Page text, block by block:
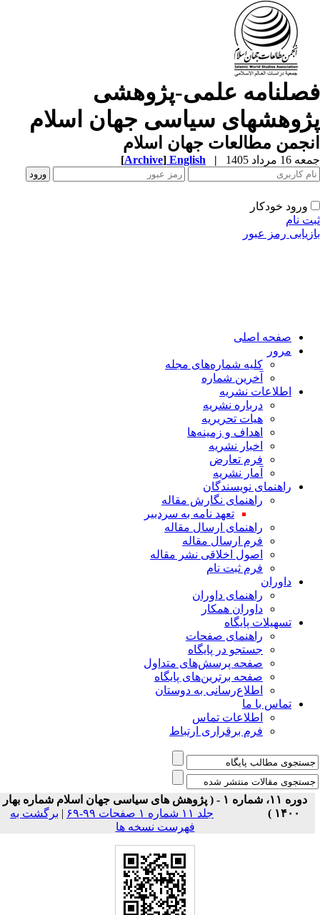
علمی-پژوهشی
سیاسی جهان اسلام
مطالعات جهان اسلام
مرداد 1405 |
English
[Archive]
ورود خودکار
نام
رمز عبور
صفحه اصلی
مرور
کلیه شماره‌های مجله
آخرین شماره
اطلاعات نشریه
درباره نشریه
هیات تحریریه
اهداف و زمینه‌ها
اخبار نشریه
فرم تعارض
آمار نشریه
راهنمای نویسندگان
راهنمای نگارش مقاله
تعهد نامه به سردبیر
راهنمای ارسال مقاله
فرم ارسال مقاله
اصول اخلاقی نشر مقاله
فرم ثبت نام
داوران
راهنمای داوران
داوران همکار
تسهیلات پایگاه
راهنمای صفحات
جستجو در پایگاه
صفحه پرسش‌های متداول
صفحه برترین‌های پایگاه
اطلاع‌رسانی به دوستان
تماس با ما
اطلاعات تماس
فرم برقراری ارتباط
دوره ۱۱، شماره ۱ - ( پژوهش های سیاسی جهان اسلام شماره بهار
۱۴۰۰ )
جلد ۱۱ شماره ۱ صفحات ۹۹-۶۹ | برگشت به
فهرست نسخه ها